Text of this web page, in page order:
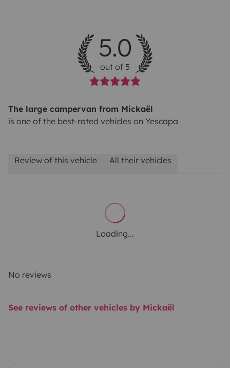
5.0
out of 5
The large campervan from Mickaël
is one of the best-rated vehicles on Yescapa
Review of this vehicle All their vehicles
Loading...
No reviews
See reviews of other vehicles by Mickaël